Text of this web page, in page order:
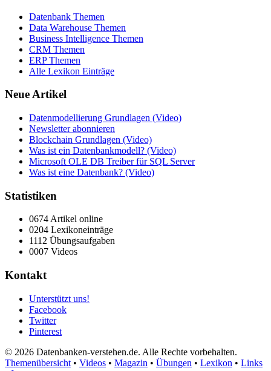
Datenbank Themen
Data Warehouse Themen
Business Intelligence Themen
CRM Themen
ERP Themen
Alle Lexikon Einträge
Neue Artikel
Datenmodellierung Grundlagen (Video)
Newsletter abonnieren
Blockchain Grundlagen (Video)
Was ist ein Datenbankmodell? (Video)
Microsoft OLE DB Treiber für SQL Server
Was ist eine Datenbank? (Video)
Statistiken
0674 Artikel online
0204 Lexikoneinträge
1112 Übungsaufgaben
0007 Videos
Kontakt
Unterstützt uns!
Facebook
Twitter
Pinterest
© 2026 Datenbanken-verstehen.de. Alle Rechte vorbehalten.
Themenübersicht • Videos • Magazin • Übungen • Lexikon • Links